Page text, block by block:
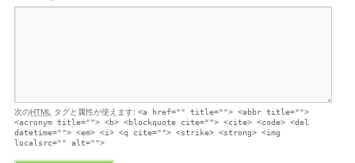
次のHTML タグと属性が使えます:<a href="" title=""> <abbr title="">
<acronym title=""> <b> <blockquote cite=""> <cite> <code> <del
datetime=""> <em> <i> <q cite=""> <strike> <strong> <img
localsrc="" alt="">